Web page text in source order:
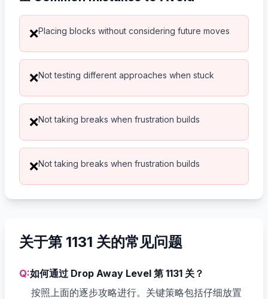
❌Placing blocks without considering future moves
❌Not testing different approaches when stuck
❌Not taking breaks when frustration builds
❌Not taking breaks when frustration builds
关于第 1131 关的常见问题
Q:如何通过 Drop Away Level 第 1131 关？
按照上面的逐步攻略进行。关键策略包括仔细放置